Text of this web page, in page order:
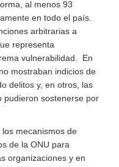
al menos 93
en todo el país.
arbitrarias a
representa
vulnerabilidad. En
mostraban indicios de
delitos y, en otros, las
pudieron sostenerse por
mecanismos de
de la ONU para
organizaciones y en